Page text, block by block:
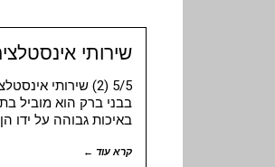
שירותי
5/5 (2) שירותי
בבני ברק הוא מוביל
באיכות גבוהה על ידו הן
קרא עוד ←